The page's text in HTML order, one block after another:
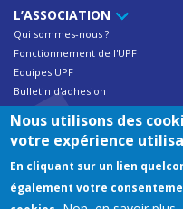
L’ASSOCIATION
Qui sommes-nous ?
Fonctionnement de l'UPF
Equipes UPF
Bulletin d'adhesion
Contact
NOS ADHÉRENTS
Annuaire des membres
Nous utilisons des
votre expérience
En cliquant sur un lien
également votre